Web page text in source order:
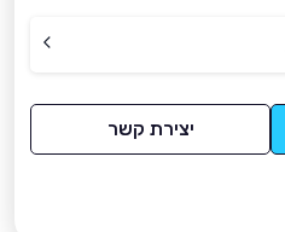
יצירת קשר